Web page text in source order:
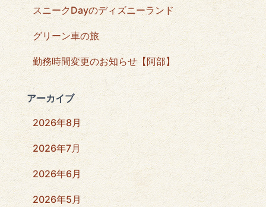
スニークDayのディズニーランド
グリーン車の旅
勤務時間変更のお知らせ【阿部】
アーカイブ
2026年8月
2026年7月
2026年6月
2026年5月